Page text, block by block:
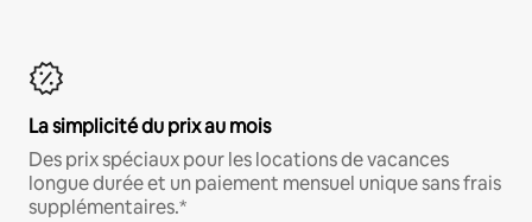
La simplicité du prix au mois
Des prix spéciaux pour les locations de vacances
longue durée et un paiement mensuel unique sans frais
supplémentaires.*